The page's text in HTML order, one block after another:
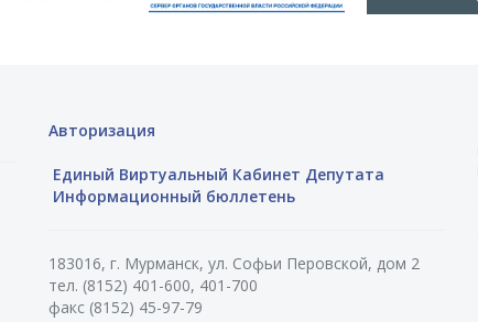
Авторизация
Единый Виртуальный Кабинет Депутата
Информационный бюллетень
183016, г. Мурманск, ул. Софьи Перовской, дом 2
тел. (8152) 401-600, 401-700
факс (8152) 45-97-79